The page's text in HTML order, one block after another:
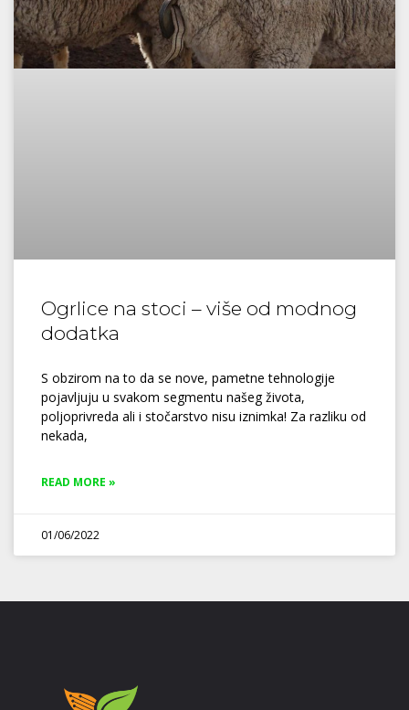
Ogrlice na stoci – više od modnog
dodatka
S obzirom na to da se nove, pametne tehnologije
pojavljuju u svakom segmentu našeg života,
poljoprivreda ali i stočarstvo nisu iznimka! Za razliku od
nekada,
READ MORE »
01/06/2022